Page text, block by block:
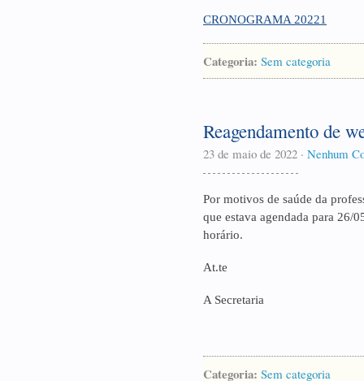
CRONOGRAMA 20221
Categoria: Sem categoria
Reagendamento de
23 de maio de 2022 · Nenhum
Por motivos de saúde da
que estava agendada para 26/
horário.
At.te
A Secretaria
Categoria: Sem categoria